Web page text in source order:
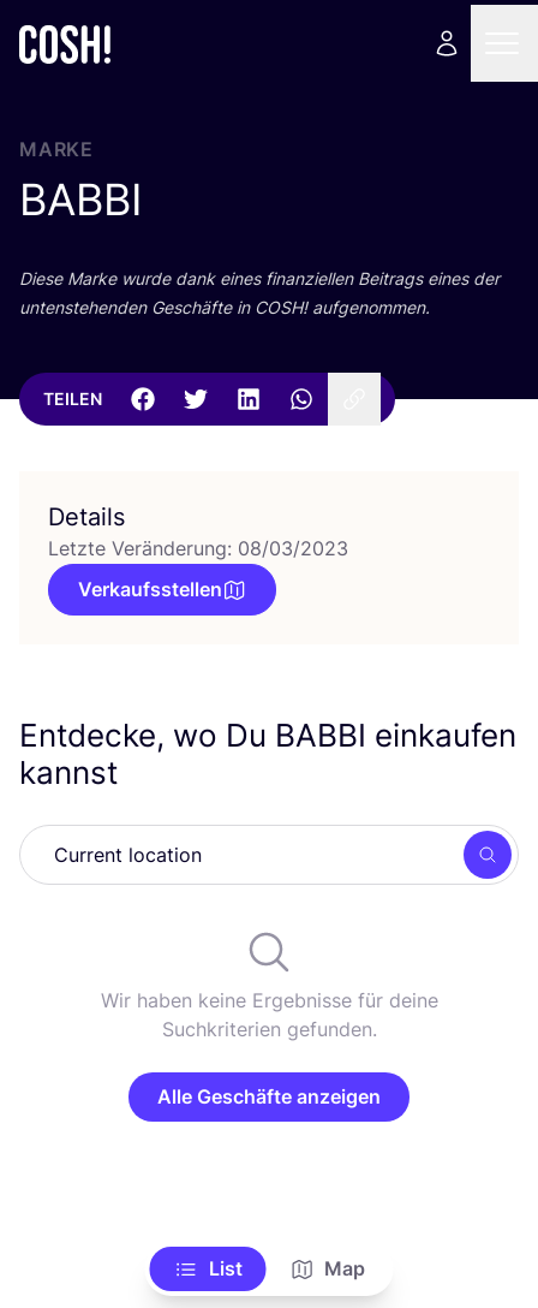
MARKE
BABBI
Die­se Mar­ke wur­de dank eines finan­zi­el­len Bei­trags eines der
unten­ste­hen­den Geschäf­te in COSH! aufgenommen.
TEILEN
Details
Letzte Veränderung: 08/03/2023
Verkaufsstellen
Entdecke, wo Du BABBI einkaufen
kannst
Wir haben keine Ergebnisse für deine
Suchkriterien gefunden.
Alle Geschäfte anzeigen
List Map